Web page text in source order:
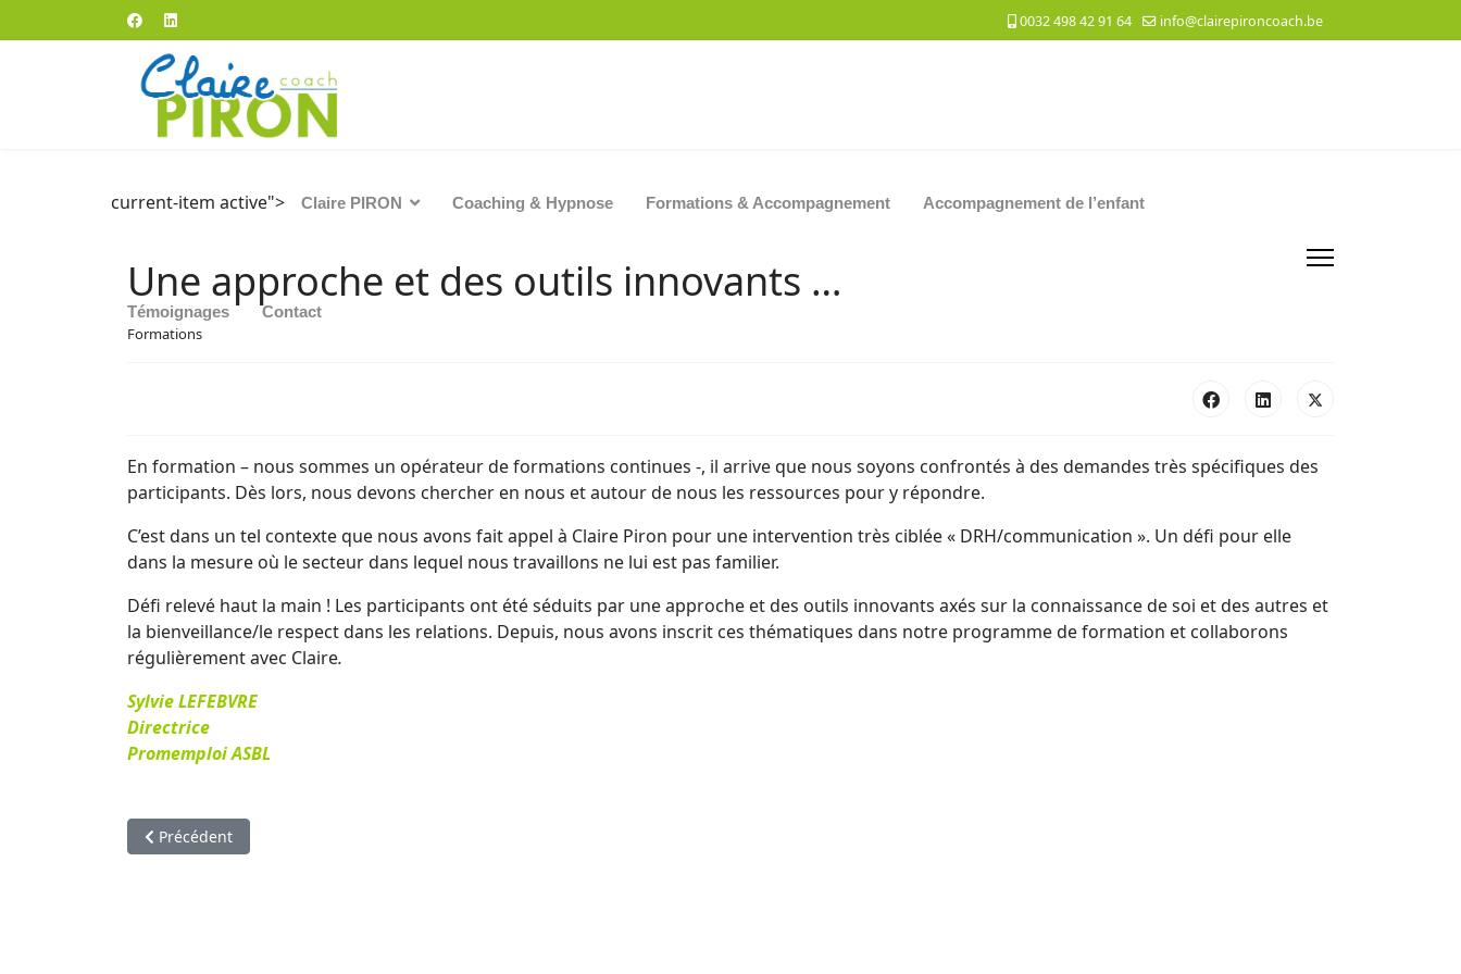
0032 498 42 91 64 info@clairepironcoach.be
current-item active"> Claire PIRON Coaching & Hypnose Formations & Accompagnement Accompagnement de l’enfant
Témoignages Contact
Une approche et des outils innovants …
Formations
En formation – nous sommes un opérateur de formations continues -, il arrive que nous soyons confrontés à des demandes très spécifiques des
participants. Dès lors, nous devons chercher en nous et autour de nous les ressources pour y répondre.
C’est dans un tel contexte que nous avons fait appel à Claire Piron pour une intervention très ciblée « DRH/communication ». Un défi pour elle
dans la mesure où le secteur dans lequel nous travaillons ne lui est pas familier.
Défi relevé haut la main ! Les participants ont été séduits par une approche et des outils innovants axés sur la connaissance de soi et des autres et
la bienveillance/le respect dans les relations. Depuis, nous avons inscrit ces thématiques dans notre programme de formation et collaborons
régulièrement avec Claire.
Sylvie LEFEBVRE
Directrice
Promemploi ASBL
Article précédent : Feedback atelier 24/09/16 « Comment mieux communiquer ? »
Précédent